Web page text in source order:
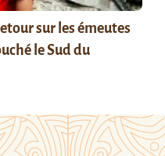
sur les émeutes
le Sud du